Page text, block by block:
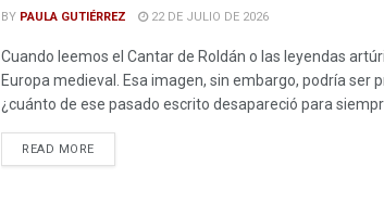
BY PAULA GUTIÉRREZ 22 DE JULIO DE 2026
Cuando leemos el Cantar de Roldán o las leyendas
Europa medieval. Esa imagen, sin embargo, podría
¿cuánto de ese pasado escrito desapareció para
READ MOREDETAILS